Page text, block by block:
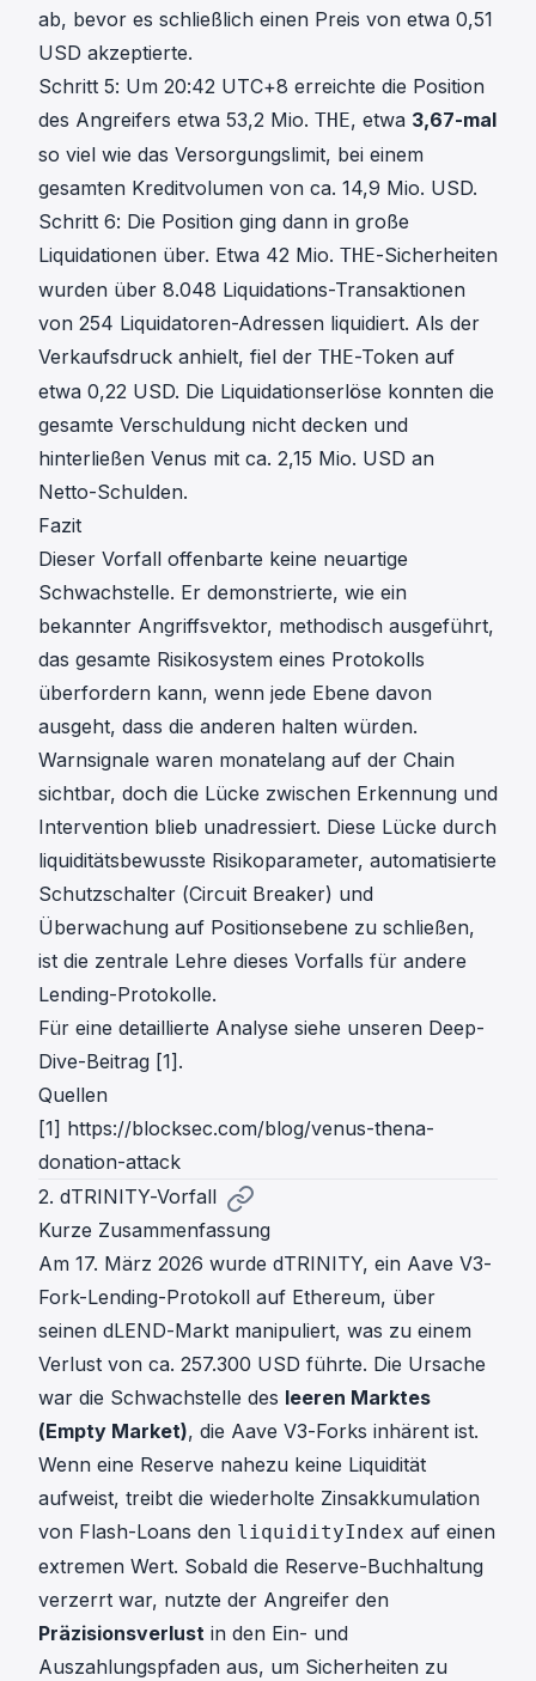
ab, bevor es schließlich einen Preis von etwa 0,51
USD akzeptierte.
Schritt 5: Um 20:42 UTC+8 erreichte die Position
des Angreifers etwa 53,2 Mio. THE, etwa 3,67-mal
so viel wie das Versorgungslimit, bei einem
gesamten Kreditvolumen von ca. 14,9 Mio. USD.
Schritt 6: Die Position ging dann in große
Liquidationen über. Etwa 42 Mio. THE-Sicherheiten
wurden über 8.048 Liquidations-Transaktionen
von 254 Liquidatoren-Adressen liquidiert. Als der
Verkaufsdruck anhielt, fiel der THE-Token auf
etwa 0,22 USD. Die Liquidationserlöse konnten die
gesamte Verschuldung nicht decken und
hinterließen Venus mit ca. 2,15 Mio. USD an
Netto-Schulden.
Fazit
Dieser Vorfall offenbarte keine neuartige
Schwachstelle. Er demonstrierte, wie ein
bekannter Angriffsvektor, methodisch ausgeführt,
das gesamte Risikosystem eines Protokolls
überfordern kann, wenn jede Ebene davon
ausgeht, dass die anderen halten würden.
Warnsignale waren monatelang auf der Chain
sichtbar, doch die Lücke zwischen Erkennung und
Intervention blieb unadressiert. Diese Lücke durch
liquiditätsbewusste Risikoparameter, automatisierte
Schutzschalter (Circuit Breaker) und
Überwachung auf Positionsebene zu schließen,
ist die zentrale Lehre dieses Vorfalls für andere
Lending-Protokolle.
Für eine detaillierte Analyse siehe unseren Deep-
Dive-Beitrag [1].
Quellen
[1] https://blocksec.com/blog/venus-thena-
donation-attack
2. dTRINITY-Vorfall
Kurze Zusammenfassung
Am 17. März 2026 wurde dTRINITY, ein Aave V3-
Fork-Lending-Protokoll auf Ethereum, über
seinen dLEND-Markt manipuliert, was zu einem
Verlust von ca. 257.300 USD führte. Die Ursache
war die Schwachstelle des leeren Marktes
(Empty Market), die Aave V3-Forks inhärent ist.
Wenn eine Reserve nahezu keine Liquidität
aufweist, treibt die wiederholte Zinsakkumulation
von Flash-Loans den liquidityIndex auf einen
extremen Wert. Sobald die Reserve-Buchhaltung
verzerrt war, nutzte der Angreifer den
Präzisionsverlust in den Ein- und
Auszahlungspfaden aus, um Sicherheiten zu